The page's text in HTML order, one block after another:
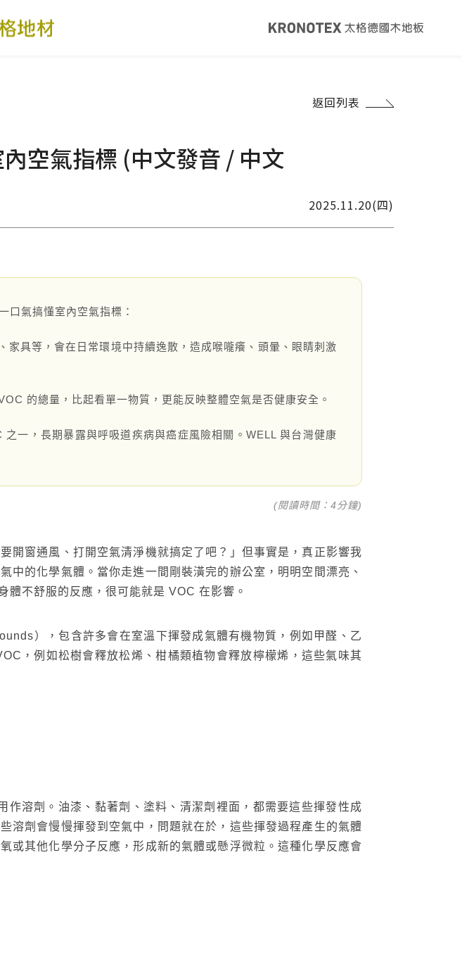
地板
太格ESG
隔音建材
WELL/LEED認證
載・影音
品目錄
FOLLOW US：
返回列表
空氣指標 (中文發音 / 中文
2025.11.20(四)
口氣搞懂室內空氣指標：
家具等，會在日常環境中持續逸散，造成喉嚨癢、頭暈、眼睛刺激
的總量，比起看單一物質，更能反映整體空氣是否健康安全。
之一，長期暴露與呼吸道疾病與癌症風險相關。WELL 與台灣健康
(閱讀時間：4分鐘)
開窗通風、打開空氣清淨機就搞定了吧？」但事實是，真正影響我
中的化學氣體。當你走進一間剛裝潢完的辦公室，明明空間漂亮、
體不舒服的反應，很可能就是 VOC 在影響。
），包含許多會在室溫下揮發成氣體有機物質，例如甲醛、乙
，例如松樹會釋放松烯、柑橘類植物會釋放檸檬烯，這些氣味其
溶劑。油漆、黏著劑、塗料、清潔劑裡面，都需要這些揮發性成
溶劑會慢慢揮發到空氣中，問題就在於，這些揮發過程產生的氣體
或其他化學分子反應，形成新的氣體或懸浮微粒。這種化學反應會